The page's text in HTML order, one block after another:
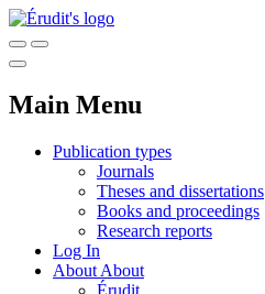
Main Menu
Publication types
Journals
Theses and dissertations
Books and proceedings
Research reports
Log In
About About
Érudit